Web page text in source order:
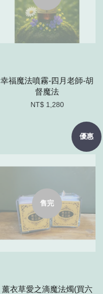
幸福魔法噴霧-四月老師-胡
督魔法
NT$ 1,280
優惠
售完
薰衣草愛之滴魔法燭(買六